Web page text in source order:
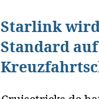
Starlink
Standard